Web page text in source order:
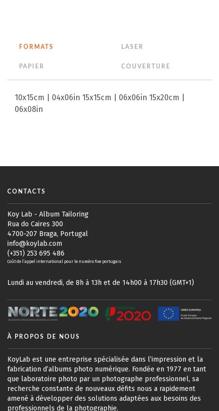
FORMATS LASER
PAPIER COUVERTURE
10x15cm | 04x06in 15x15cm | 06x06in 15x20cm |
06x08in
CONTACTS
Koy Lab - Album Tailoring
Rua do Caires 300
4700-207 Braga, Portugal
info@koylab.com
(+351) 253 695 486
Coût de l’appel international pour le numéro fixe portugais
Lundi au vendredi, de 8h à 13h et de 14h00 à 17h30 (GMT+1)
À PROPOS DE NOUS
KoyLab est une entreprise spécialisée dans l’impression et la
fabrication d’albums photo numérique. Fondée en 1977 en tant
que laboratoire photo par un photographe professionnel, sa
recherche constante de nouveaux défits nous a rapidement
amené à développer des solutions adaptées aux besoins des
professionnels de la photographie.